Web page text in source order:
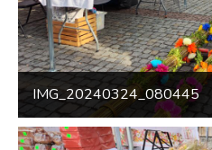
IMG_20240324_080445